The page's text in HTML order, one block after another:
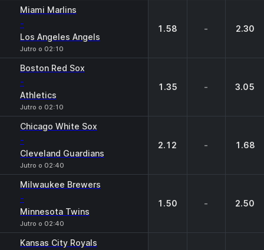
Miami Marlins
-
Los Angeles Angels
Jutro o 02:10
1.58 - 2.30
Boston Red Sox
-
Athletics
Jutro o 02:10
1.35 - 3.05
Chicago White Sox
-
Cleveland Guardians
Jutro o 02:40
2.12 - 1.68
Milwaukee Brewers
-
Minnesota Twins
Jutro o 02:40
1.50 - 2.50
Kansas City Royals